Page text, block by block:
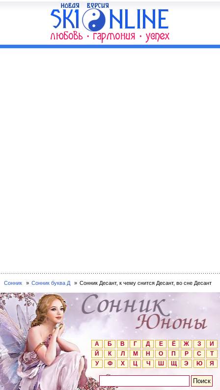
Сонник Сонник буква Д Сонник Десант, к чему снится Десант, во сне Десант
А Б В Г Д Е Ё Ж З
И
Й
К Л М Н О П Р С
Т
У
Ф Х Ц Ч Ш Щ Э Ю Я